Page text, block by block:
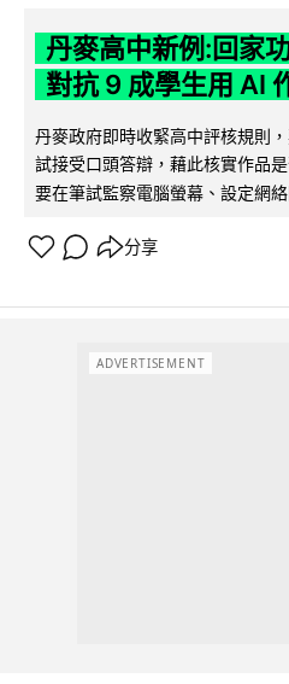
丹麥高中新例:回家
對抗 9 成學生用 AI
丹麥政府即時收緊高中評核規則
試接受口頭答辯，藉此核實作品
要在筆試監察電腦螢幕、設定網
分享
ADVERTISEMENT